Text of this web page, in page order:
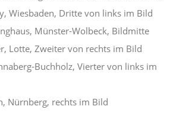
Wiesbaden, Dritte von links im Bild
Münster-Wolbeck, Bildmitte
Lotte, Zweiter von rechts im Bild
Buchholz, Vierter von links im
Nürnberg, rechts im Bild